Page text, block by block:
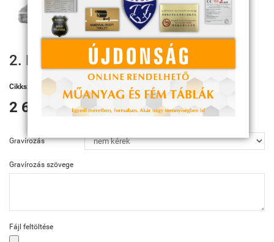
2. Helyezett
Cikkszám: FG152 ZA/GG
2 675 Ft
Gravírozás
Gravírozás szövege
Fájl feltöltése